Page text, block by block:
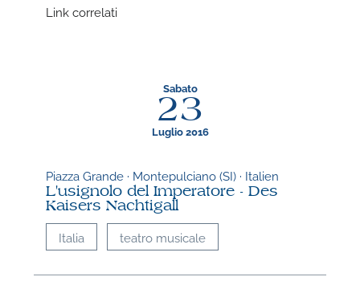
Link correlati
Sabato
23
Luglio 2016
Piazza Grande · Montepulciano (SI) · Italien
L'usignolo del Imperatore - Des
Kaisers Nachtigall
Italia teatro musicale